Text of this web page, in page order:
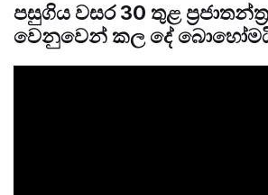
පසුගිය වසර 30 තුළ
වෙනුවෙන් කල දේ